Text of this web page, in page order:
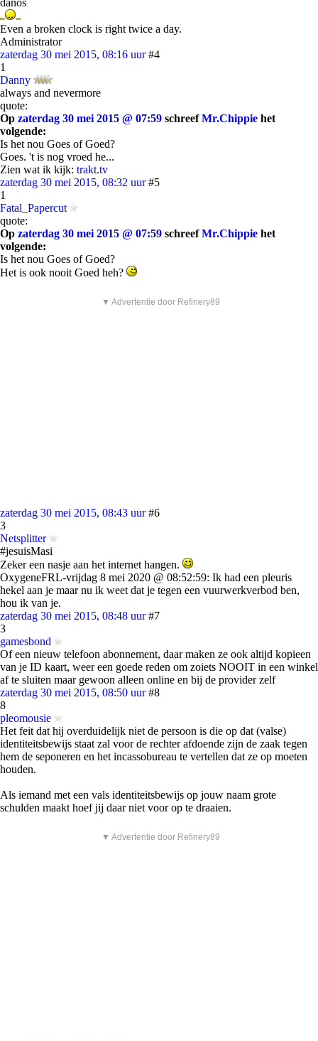
danos
Even a broken clock is right twice a day.
Administrator
zaterdag 30 mei 2015, 08:16 uur #4
1
Danny
always and nevermore
quote:
Op zaterdag 30 mei 2015 @ 07:59 schreefMr.Chippie het
volgende:
Is het nou Goes of Goed?
Goes. 't is nog vroed he...
Zien wat ik kijk: trakt.tv
zaterdag 30 mei 2015, 08:32 uur #5
1
Fatal_Papercut
quote:
Op zaterdag 30 mei 2015 @ 07:59 schreefMr.Chippie het
volgende:
Is het nou Goes of Goed?
Het is ook nooit Goed heh?
▼ Advertentie door Refinery89
zaterdag 30 mei 2015, 08:43 uur #6
3
Netsplitter
#jesuisMasi
Zeker een nasje aan het internet hangen.
OxygeneFRL-vrijdag 8 mei 2020 @ 08:52:59: Ik had een pleuris
hekel aan je maar nu ik weet dat je tegen een vuurwerkverbod ben,
hou ik van je.
zaterdag 30 mei 2015, 08:48 uur #7
3
gamesbond
Of een nieuw telefoon abonnement, daar maken ze ook altijd kopieen
van je ID kaart, weer een goede reden om zoiets NOOIT in een winkel
af te sluiten maar gewoon alleen online en bij de provider zelf
zaterdag 30 mei 2015, 08:50 uur #8
8
pleomousie
Het feit dat hij overduidelijk niet de persoon is die op dat (valse)
identiteitsbewijs staat zal voor de rechter afdoende zijn de zaak tegen
hem de seponeren en het incassobureau te vertellen dat ze op moeten
houden.
Als iemand met een vals identiteitsbewijs op jouw naam grote
schulden maakt hoef jij daar niet voor op te draaien.
▼ Advertentie door Refinery89